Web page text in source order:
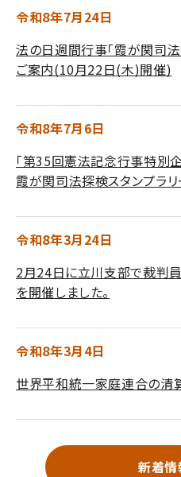
令和8年7月24日
法の日週間行事「霞が関司法
ご案内(10月22日(木)開催)
令和8年7月6日
｢第35回憲法記念行事特別
霞が関司法探検スタンプラ
令和8年3月24日
2月24日に立川支部で裁判
を開催しました。
令和8年3月4日
世界平和統一家庭連合の清
新着